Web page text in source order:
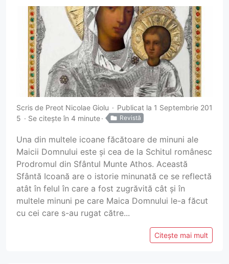
Scris de Preot Nicolae Giolu
Publicat la 1 Septembrie 201
5
Se citește în 4 minute Revistă
Una din multele icoane făcătoare de minuni ale
Maicii Domnului este și cea de la Schitul românesc
Prodromul din Sfântul Munte Athos. Această
Sfântă Icoană are o istorie minunată ce se reflectă
atât în felul în care a fost zugrăvită cât și în
multele minuni pe care Maica Domnului le-a făcut
cu cei care s-au rugat către...
Citește mai mult